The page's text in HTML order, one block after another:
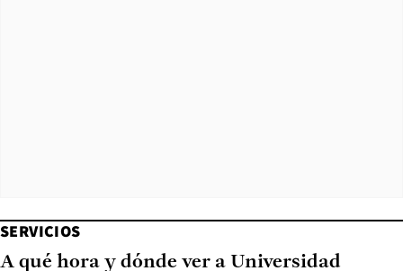
SERVICIOS
A qué hora y dónde ver a Universidad